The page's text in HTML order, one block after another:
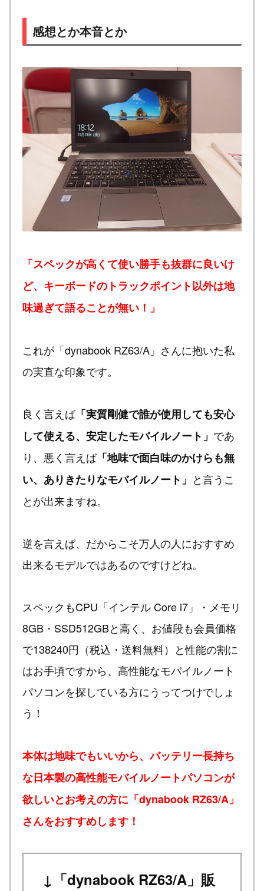
感想とか本音とか
「スペックが高くて使い勝手も抜群に良いけ
ど、キーボードのトラックポイント以外は地
味過ぎて語ることが無い！」
これが「dynabook RZ63/A」さんに抱いた私
の実直な印象です。
良く言えば「実質剛健で誰が使用しても安心
して使える、安定したモバイルノート」 であ
り、悪く言えば「地味で面白味のかけらも無
い、ありきたりなモバイルノート」 と言うこ
とが出来ますね。
逆を言えば、だからこそ万人の人におすすめ
出来るモデルではあるのですけどね。
スペックもCPU「インテル Core i7」・メモリ
8GB・SSD512GBと高く、お値段も会員価格
で138240円（税込・送料無料）と性能の割に
はお手頃ですから、高性能なモバイルノート
パソコンを探している方にうってつけでしょ
う！
本体は地味でもいいから、バッテリー長持ち
な日本製の高性能モバイルノートパソコンが
欲しいとお考えの方に「dynabook RZ63/A」
さんをおすすめします！
↓「dynabook RZ63/A」販